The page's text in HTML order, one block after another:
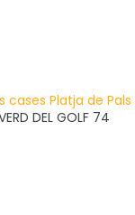
cases Platja de Pals
DEL GOLF 74